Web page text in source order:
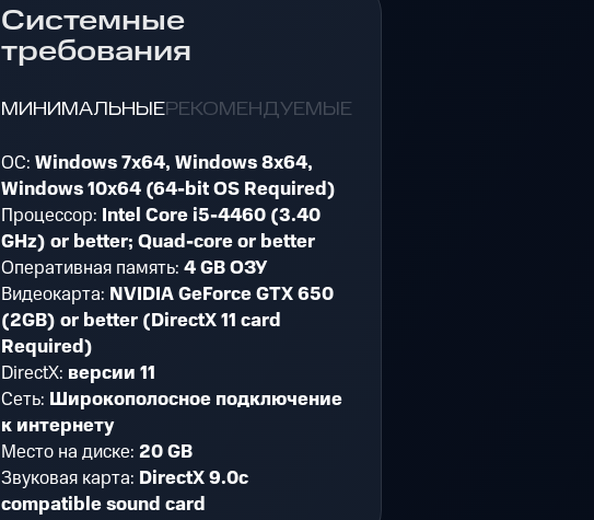
Системные
требования
МИНИМАЛЬНЫЕРЕКОМЕНДУЕМЫЕ
ОС:Windows 7x64, Windows 8x64,
Windows 10x64 (64-bit OS Required)
Процессор: Intel Core i5-4460 (3.40
GHz) or better; Quad-core or better
Оперативная память:4 GB ОЗУ
Видеокарта: NVIDIA GeForce GTX 650
(2GB) or better (DirectX 11 card
Required)
DirectX: версии 11
Сеть: Широкополосное подключение
к интернету
Место на диске:20 GB
Звуковая карта: DirectX 9.0c
compatible sound card